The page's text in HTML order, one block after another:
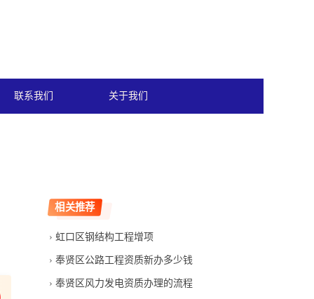
联系我们 关于我们
相关推荐
虹口区钢结构工程增项
奉贤区公路工程资质新办多少钱
奉贤区风力发电资质办理的流程